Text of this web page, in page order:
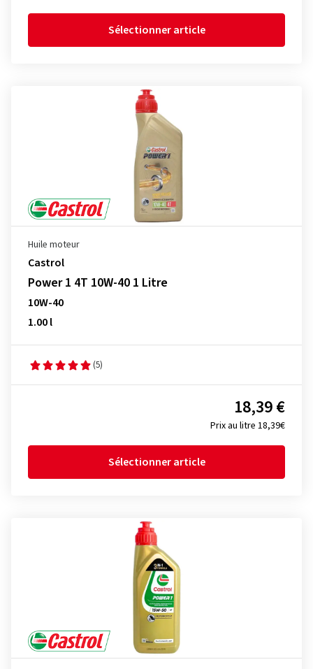
Sélectionner article
Huile moteur
Castrol
Power 1 4T 10W-40 1 Litre
10W-40
1.00 l
(5)
Prix au litre 18,39€
18,39 €
Sélectionner article